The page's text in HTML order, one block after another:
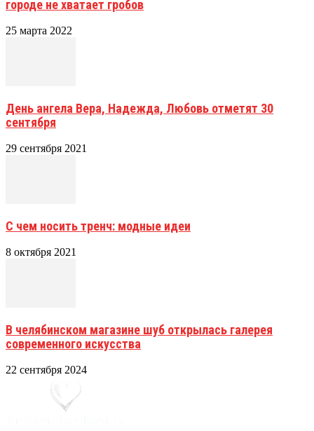
городе не хватает гробов
25 марта 2022
День ангела Вера, Надежда, Любовь отметят 30
сентября
29 сентября 2021
С чем носить тренч: модные идеи
8 октября 2021
В челябинском магазине шуб открылась галерея
современного искусства
22 сентября 2024